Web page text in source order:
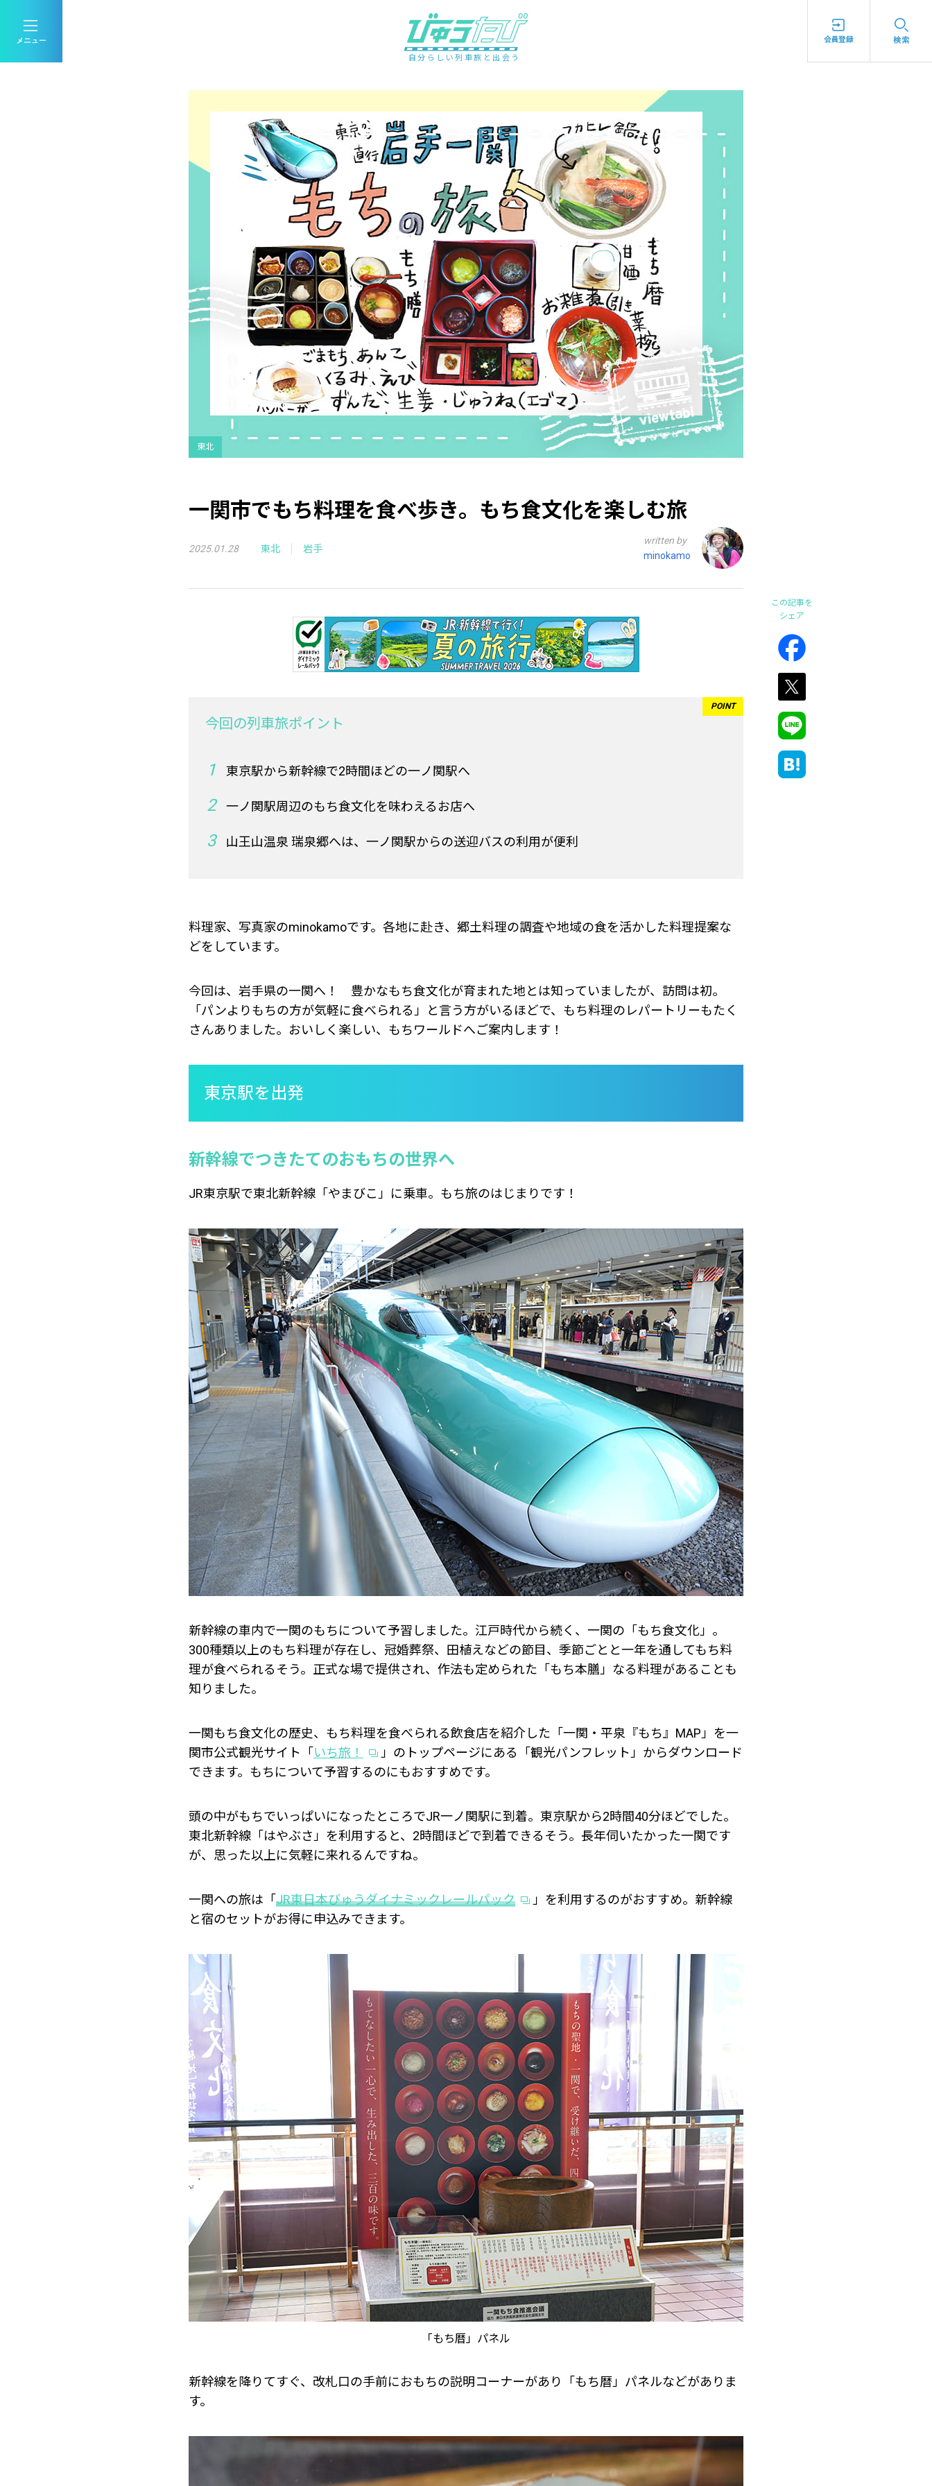
自分らしい列車旅と出会う
東北
一関市でもち料理を食べ歩き。もち食文化を楽しむ旅
2025.01.28 東北 岩手
written by
minokamo
今回の列車旅ポイント
東京駅から新幹線で2時間ほどの一ノ関駅へ
一ノ関駅周辺のもち食文化を味わえるお店へ
山王山温泉 瑞泉郷へは、一ノ関駅からの送迎バスの利用が便利
料理家、写真家のminokamoです。各地に赴き、郷土料理の調査や地域の食を活かした料理提案な
どをしています。
今回は、岩手県の一関へ！ 豊かなもち食文化が育まれた地とは知っていましたが、訪問は初。
「パンよりもちの方が気軽に食べられる」と言う方がいるほどで、もち料理のレパートリーもたく
さんありました。おいしく楽しい、もちワールドへご案内します！
東京駅を出発
新幹線でつきたてのおもちの世界へ
JR東京駅で東北新幹線「やまびこ」に乗車。もち旅のはじまりです！
新幹線の車内で一関のもちについて予習しました。江戸時代から続く、一関の「もち食文化」。
300種類以上のもち料理が存在し、冠婚葬祭、田植えなどの節目、季節ごとと一年を通してもち料
理が食べられるそう。正式な場で提供され、作法も定められた「もち本膳」なる料理があることも
知りました。
一関もち食文化の歴史、もち料理を食べられる飲食店を紹介した「一関・平泉『もち』MAP」を一
関市公式観光サイト「 いち旅！
」のトップページにある「観光パンフレット」からダウンロード
できます。もちについて予習するのにもおすすめです。
頭の中がもちでいっぱいになったところでJR一ノ関駅に到着。東京駅から2時間40分ほどでした。
東北新幹線「はやぶさ」を利用すると、2時間ほどで到着できるそう。長年伺いたかった一関です
が、思った以上に気軽に来れるんですね。
一関への旅は「 JR東日本びゅうダイナミックレールパック
」を利用するのがおすすめ。新幹線
と宿のセットがお得に申込みできます。
「もち暦」パネル
新幹線を降りてすぐ、改札口の手前におもちの説明コーナーがあり「もち暦」パネルなどがありま
す。
この記事を
シェア